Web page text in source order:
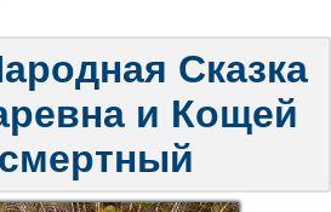
Сказка
и Кощей